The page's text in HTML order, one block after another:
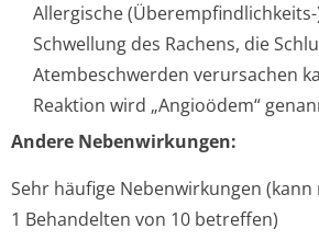
Allergische
Schwellung des Rachens, die
Atembeschwerden verursachen
Reaktion wird „Angioödem“
Andere Nebenwirkungen:
Sehr häufige Nebenwirkungen (kann
1 Behandelten von 10 betreffen)